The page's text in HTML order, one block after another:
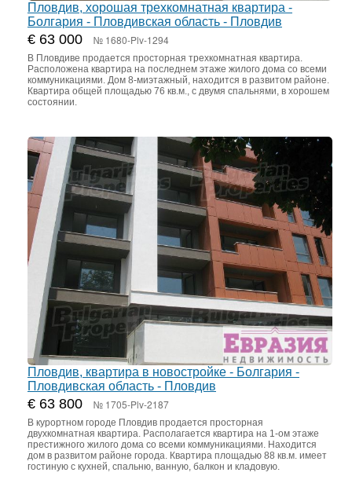
Пловдив, хорошая трехкомнатная квартира -
Болгария - Пловдивская область - Пловдив
€ 63 000 № 1680-Plv-1294
В Пловдиве продается просторная трехкомнатная квартира.
Расположена квартира на последнем этаже жилого дома со всеми
коммуникациями. Дом 8-миэтажный, находится в развитом районе.
Квартира общей площадью 76 кв.м., с двумя спальнями, в хорошем
состоянии.
Пловдив, квартира в новостройке - Болгария -
Пловдивская область - Пловдив
€ 63 800 № 1705-Plv-2187
В курортном городе Пловдив продается просторная
двухкомнатная квартира. Располагается квартира на 1-ом этаже
престижного жилого дома со всеми коммуникациями. Находится
дом в развитом районе города. Квартира площадью 88 кв.м. имеет
гостиную с кухней, спальню, ванную, балкон и кладовую.